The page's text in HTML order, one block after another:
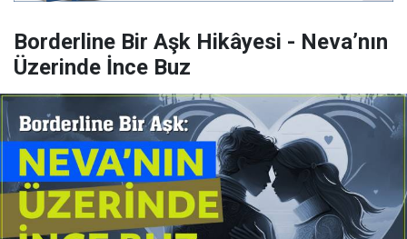
Borderline Bir Aşk Hikâyesi - Neva’nın
Üzerinde İnce Buz